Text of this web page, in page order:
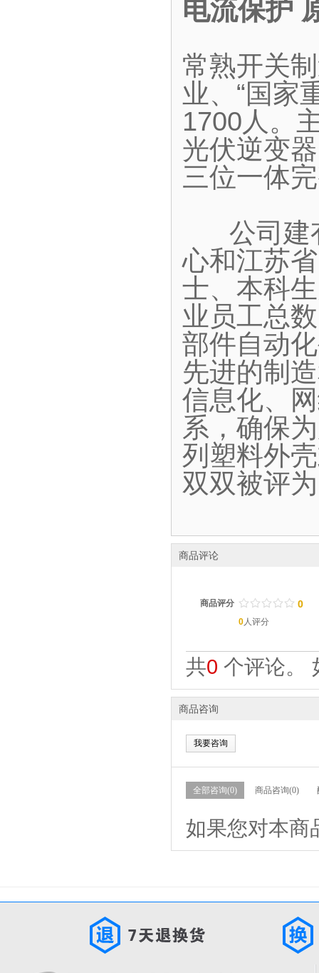
电流保护
常熟开关
业、“国家
1700人。
光伏逆变
三位一体
公司建
心和江苏
士、本科
业员工总
部件自动
先进的制
信息化、
系，确保
列塑料外
双双被评
商品评论
商品评分 / / / / /
. . . . . 0
0人评分
共0 个评论。
商品咨询
我要咨询
全部咨询(0) 商品咨询(0)
如果您对本商